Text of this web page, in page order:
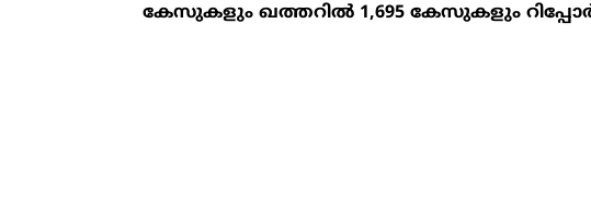
കേസുകളും ഖത്തറില്‍ 1,695 കേസുകളും